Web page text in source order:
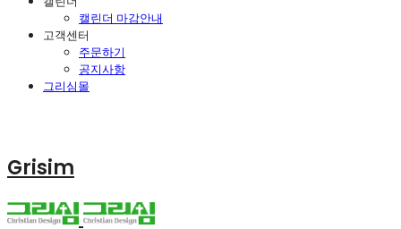
캘린더 마감안내
고객센터
주문하기
공지사항
그리심몰
Grisim